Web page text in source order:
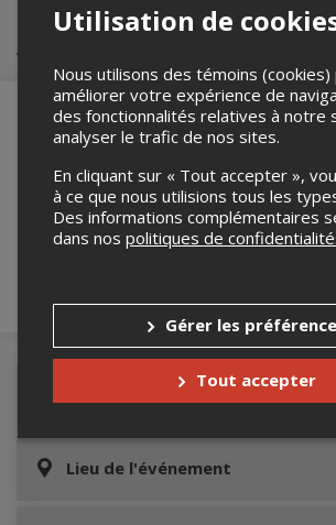
Achat de billets
Merci de confirmer que vous
robot ci-bas.
Détails de l'événement
Lieu de l'événement
Utilisation de
Nous utilisons des témoins (cookies)
améliorer votre expérience de
des fonctionnalités relatives à notre
analyser le trafic de nos sites.
En cliquant sur « Tout accepter »,
à ce que nous utilisions tous les
Des informations complémentaires
dans nos politiques de
Gérer les
Tout accepter